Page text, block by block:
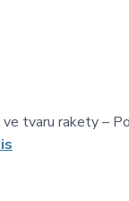
tvaru rakety –